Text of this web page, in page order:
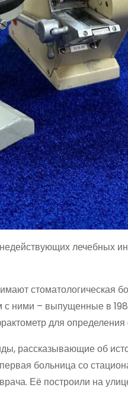
лечебных
стоматологическая
ними – выпущенные в
для
рассказывающие об
больница со
Её построили на